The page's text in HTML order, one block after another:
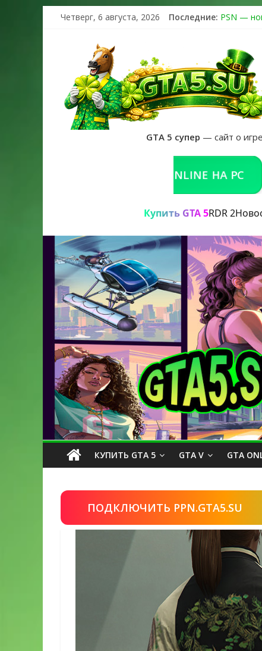
Четверг, 6 августа, 2026 Последние: PSN —
GTA 6
GTA 5 супер — сайт о игре
КУПИТЬ GTA 5 ONLINE НА PC
Купить GTA 5RDR 2
КУПИТЬ GTA 5 GTA V GTA
ПОДКЛЮЧИТЬ PPN.GTA5.SU